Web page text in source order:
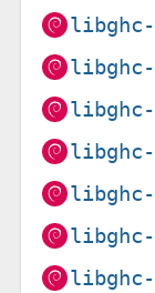
libghc-
libghc-
libghc-
libghc-
libghc-
libghc-
libghc-